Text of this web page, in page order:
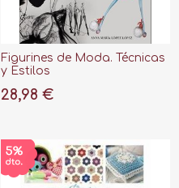
Figurines de Moda. Técnicas
y Estilos
28,98 €